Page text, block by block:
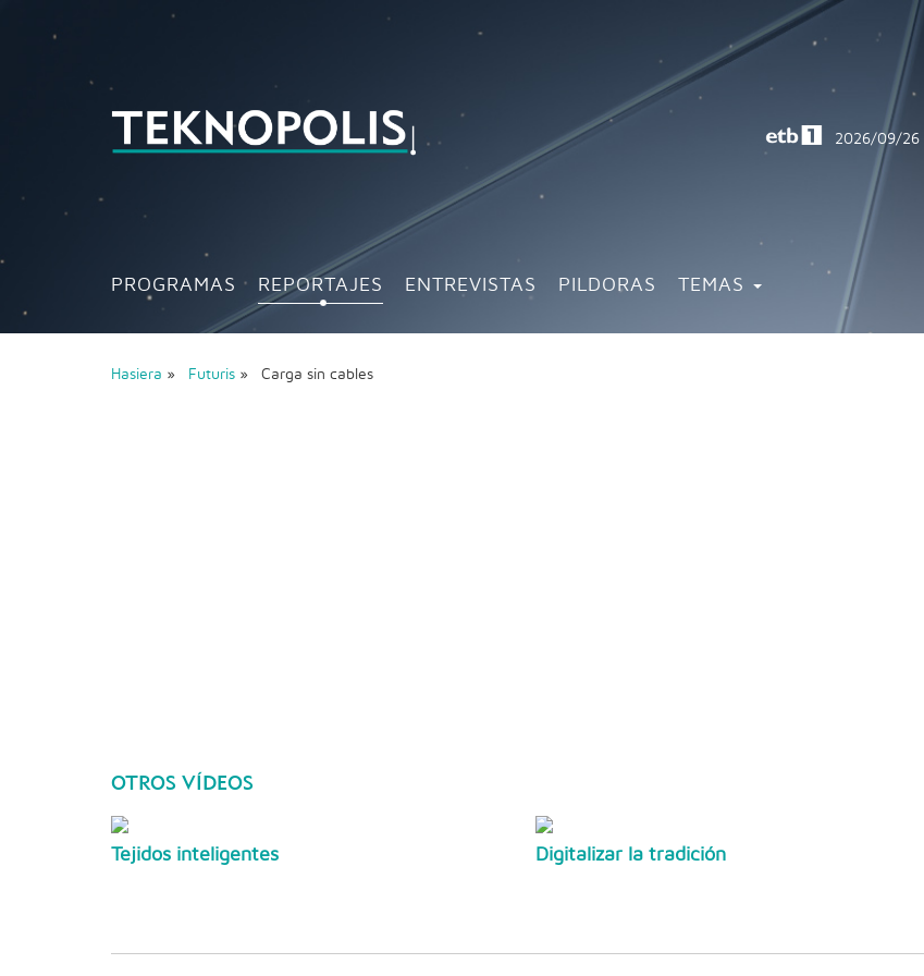
PROGRAMAS REPORTAJES ENTREVISTAS PILDORAS TEMAS
2026/09/26
Hasiera » Futuris » Carga sin cables
OTROS VÍDEOS
Tejidos inteligentes Digitalizar la tradición